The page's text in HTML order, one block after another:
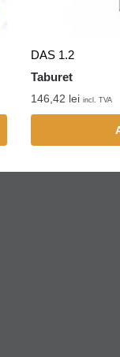
DAS 1.2
Taburet
146,42 lei incl. TVA